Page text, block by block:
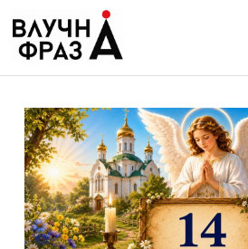
содержимому
Гроші
Життя
Лайфстайл
ТехноНаука